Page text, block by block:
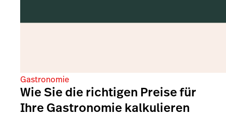
Gastronomie
Wie Sie die richtigen Preise für
Ihre Gastronomie kalkulieren